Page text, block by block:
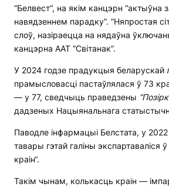
“Белвест“, на якім канцэрн “актыўна
навядзеннем парадку”. “Няпростая
слоў, назіраецца на нядаўна
канцэрна ААТ “Світанак”.
У 2024 годзе прадукцыя беларускай
прамысловасці пастаўлялася ў 73
— у 77, сведчыць праведзены “По
дадзеных Нацыянальнага
Паводле інфармацыі Белстата, у
тавары гэтай галіны экспартаваліся
краін“.
Такім чынам, колькасць краін —